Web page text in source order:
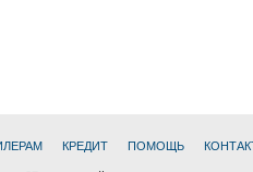
КРЕДИТ ПОМОЩЬ